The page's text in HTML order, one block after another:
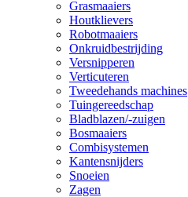
Grasmaaiers
Houtklievers
Robotmaaiers
Onkruidbestrijding
Versnipperen
Verticuteren
Tweedehands machines
Tuingereedschap
Bladblazen/-zuigen
Bosmaaiers
Combisystemen
Kantensnijders
Snoeien
Zagen